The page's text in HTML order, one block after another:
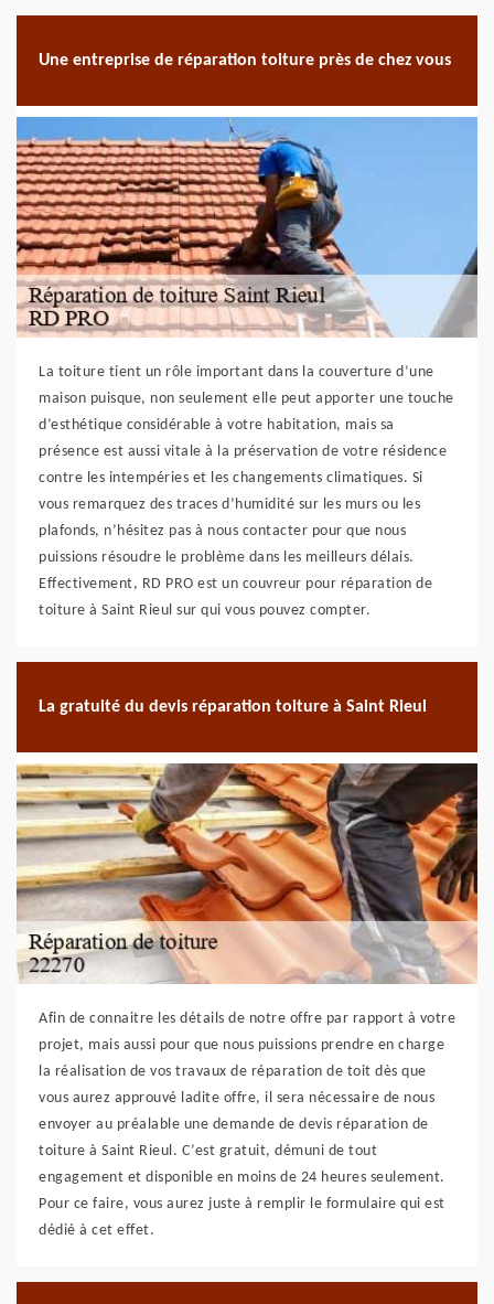
Une entreprise de réparation toiture près de chez vous
La toiture tient un rôle important dans la couverture d’une
maison puisque, non seulement elle peut apporter une touche
d’esthétique considérable à votre habitation, mais sa
présence est aussi vitale à la préservation de votre résidence
contre les intempéries et les changements climatiques. Si
vous remarquez des traces d’humidité sur les murs ou les
plafonds, n’hésitez pas à nous contacter pour que nous
puissions résoudre le problème dans les meilleurs délais.
Effectivement, RD PRO est un couvreur pour réparation de
toiture à Saint Rieul sur qui vous pouvez compter.
La gratuité du devis réparation toiture à Saint Rieul
Afin de connaitre les détails de notre offre par rapport à votre
projet, mais aussi pour que nous puissions prendre en charge
la réalisation de vos travaux de réparation de toit dès que
vous aurez approuvé ladite offre, il sera nécessaire de nous
envoyer au préalable une demande de devis réparation de
toiture à Saint Rieul. C’est gratuit, démuni de tout
engagement et disponible en moins de 24 heures seulement.
Pour ce faire, vous aurez juste à remplir le formulaire qui est
dédié à cet effet.